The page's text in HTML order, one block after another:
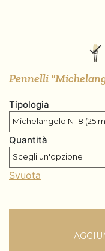
Pennelli
Tipologia
Quantità
Svuota